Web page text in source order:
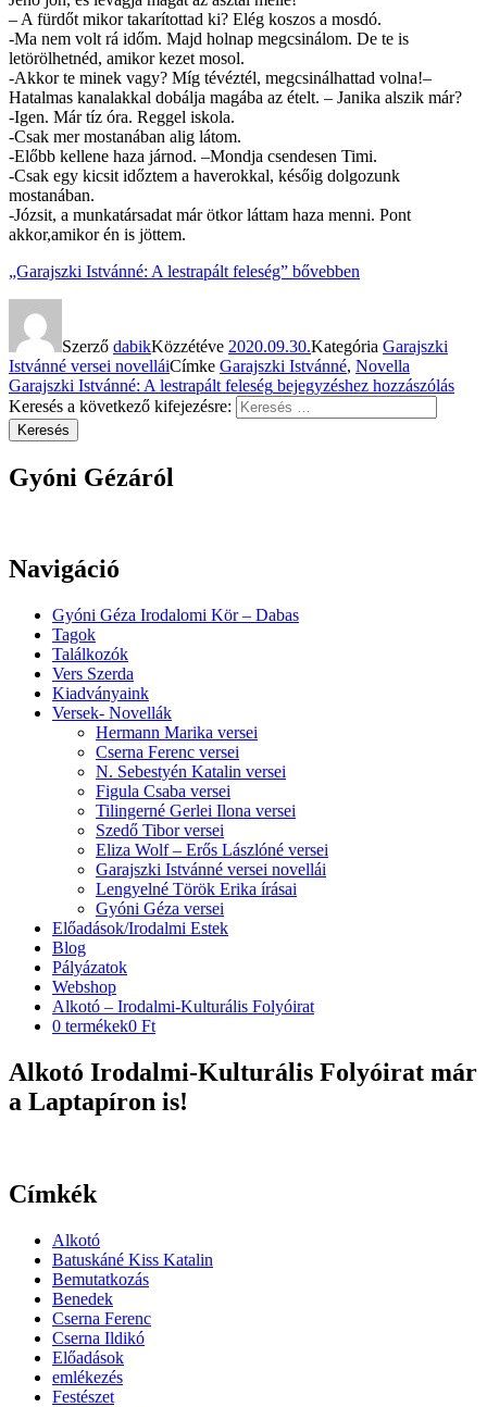
– A fürdőt mikor takarítottad ki? Elég koszos a mosdó.
-Ma nem volt rá időm. Majd holnap megcsinálom. De te is
letörölhetnéd, amikor kezet mosol.
-Akkor te minek vagy? Míg tévéztél, megcsinálhattad volna!–
Hatalmas kanalakkal dobálja magába az ételt. – Janika alszik már?
-Igen. Már tíz óra. Reggel iskola.
-Csak mer mostanában alig látom.
-Előbb kellene haza járnod. –Mondja csendesen Timi.
-Csak egy kicsit időztem a haverokkal, későig dolgozunk
mostanában.
-Józsit, a munkatársadat már ötkor láttam haza menni. Pont
akkor,amikor én is jöttem.
„Garajszki Istvánné: A lestrapált feleség” bővebben
Szerző dabikKözzétéve 2020.09.30.Kategória Garajszki
Istvánné versei novelláiCímke Garajszki Istvánné, Novella
Garajszki Istvánné: A lestrapált feleség bejegyzéshez hozzászólás
Keresés a következő kifejezésre:
Keresés
Gyóni Gézáról
Navigáció
Gyóni Géza Irodalomi Kör – Dabas
Tagok
Találkozók
Vers Szerda
Kiadványaink
Versek- Novellák
Hermann Marika versei
Cserna Ferenc versei
N. Sebestyén Katalin versei
Figula Csaba versei
Tilingerné Gerlei Ilona versei
Szedő Tibor versei
Eliza Wolf – Erős Lászlóné versei
Garajszki Istvánné versei novellái
Lengyelné Török Erika írásai
Gyóni Géza versei
Előadások/Irodalmi Estek
Blog
Pályázatok
Webshop
Alkotó – Irodalmi-Kulturális Folyóirat
0 termékek0 Ft
Alkotó Irodalmi-Kulturális Folyóirat már
a Laptapíron is!
Címkék
Alkotó
Batuskáné Kiss Katalin
Bemutatkozás
Benedek
Cserna Ferenc
Cserna Ildikó
Előadások
emlékezés
Festészet